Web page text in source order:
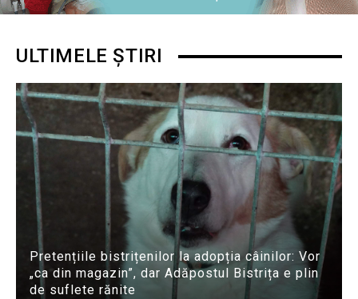
ULTIMELE ȘTIRI
Pretențiile bistrițenilor la adopția câinilor: Vor
„ca din magazin”, dar Adăpostul Bistrița e plin
de suflete rănite